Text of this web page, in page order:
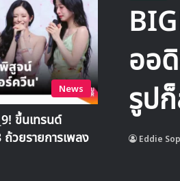
ออ
รูป
Eddie
News
ขึ้นเทรนด์
วยรายการเพลง